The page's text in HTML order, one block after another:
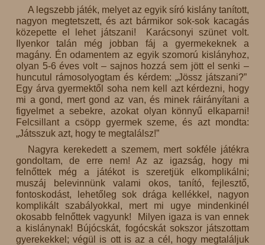
A legszebb játék, melyet az egyik síró kislány tanított,
nagyon megtetszett, és azt bármikor sok-sok kacagás
közepette el lehet játszani! Karácsonyi szünet volt.
Ilyenkor talán még jobban fáj a gyermekeknek a
magány. Én odamentem az egyik szomorú kislányhoz,
olyan 5-6 éves volt – sajnos hozzá sem jött el senki –
huncutul rámosolyogtam és kérdem: „Jössz játszani?”
Egy árva gyermektől soha nem kell azt kérdezni, hogy
mi a gond, mert gond az van, és minek ráirányítani a
figyelmet a sebekre, azokat olyan könnyű elkaparni!
Felcsillant a csöpp gyermek szeme, és azt mondta:
„Játsszuk azt, hogy te megtalálsz!”
Nagyra kerekedett a szemem, mert sokféle játékra
gondoltam, de erre nem! Az az igazság, hogy mi
felnőttek még a játékot is szeretjük elkomplikálni;
muszáj belevinnünk valami okos, tanító, fejlesztő,
fontoskodást, lehetőleg sok drága kellékkel, nagyon
komplikált szabályokkal, mert mi ugye mindenkinél
okosabb felnőttek vagyunk! Milyen igaza is van ennek
a kislánynak! Bújócskát, fogócskát sokszor játszottam
gyerekekkel; végül is ott is az a cél, hogy megtaláljuk